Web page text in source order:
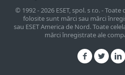
© 1992 - 2026 ESET, spol. s r.o. -
folosite sunt mărci sau mărci
sau ESET America de Nord. Toate
mărci înregistrate ale